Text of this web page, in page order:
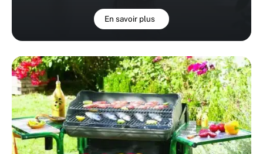
En savoir plus